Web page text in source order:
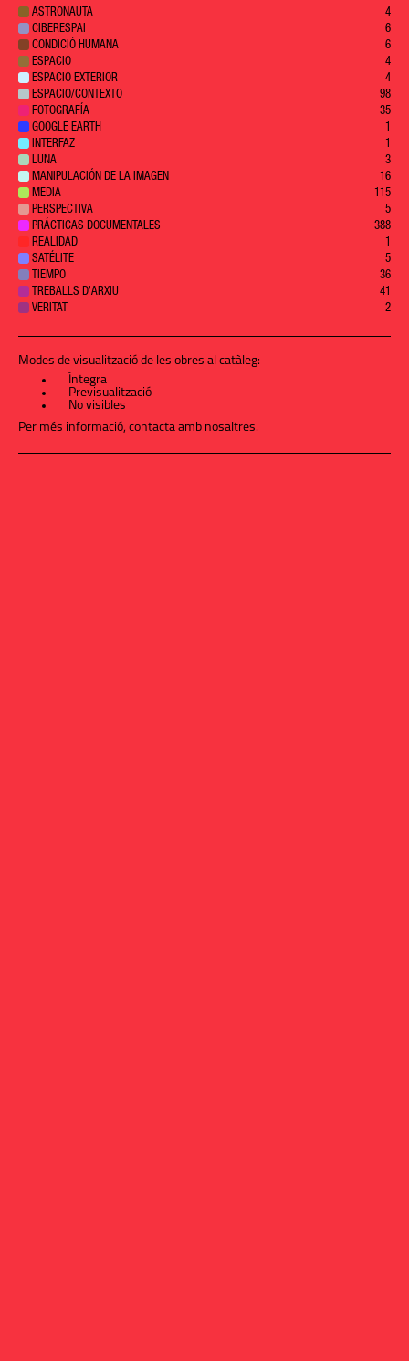
ASTRONAUTA
4
CIBERESPAI
6
CONDICIÓ HUMANA
6
ESPACIO
4
ESPACIO EXTERIOR
4
ESPACIO/CONTEXTO
98
FOTOGRAFÍA
35
GOOGLE EARTH
1
INTERFAZ
1
LUNA
3
MANIPULACIÓN DE LA IMAGEN
16
MEDIA
115
PERSPECTIVA
5
PRÁCTICAS DOCUMENTALES
388
REALIDAD
1
SATÉLITE
5
TIEMPO
36
TREBALLS D'ARXIU
41
VERITAT
2
Modes de visualització de les obres al catàleg:
Íntegra
Previsualització
No visibles
Per més informació, contacta amb nosaltres.